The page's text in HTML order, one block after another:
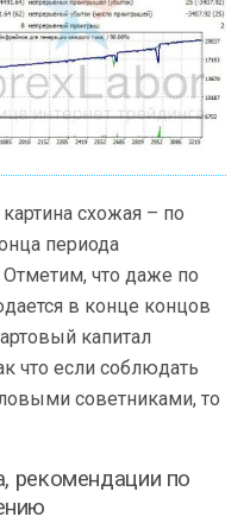
схожая – по
периода
Отметим, что даже по
в конце концов
капитал
что если соблюдать
советниками, то
рекомендации по